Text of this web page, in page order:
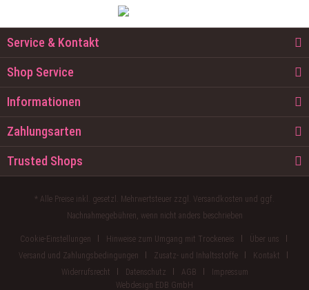
Service & Kontakt
Shop Service
Informationen
Zahlungsarten
Trusted Shops
* Alle Preise inkl. gesetzl. Mehrwertsteuer zzgl. Versandkosten und ggf.
Nachnahmegebühren, wenn nicht anders beschrieben
Cookie-Einstellungen Hinweise zum Umgang mit Trockeneis
Über uns
Versand und Zahlungsbedingungen
Zusatz- und Inhaltsstoffe
Kontakt
Widerrufsrecht
Datenschutz AGB
Impressum
Webdesign EDB GmbH